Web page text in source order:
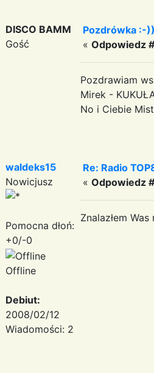
DISCO BAMM
Gość
Pozdrówka :-
« Odpowiedz
Pozdrawiam
Mirek -
No i Ciebie
waldeks15
Nowicjusz
Pomocna dłoń:
+0/-0
Offline
Debiut:
2008/02/12
Wiadomości: 2
Re: Radio
« Odpowiedz
Znalazłem